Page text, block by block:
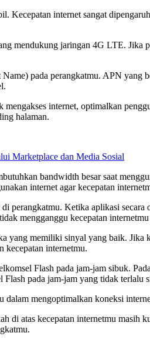
Kecepatan internet sangat
mendukung jaringan 4G LTE.
pada perangkatmu. APN yang
internet, optimalkan
halaman.
Marketplace dan Media Sosial
bandwidth besar saat
internet agar kecepatan
perangkatmu. Ketika aplikasi
mengganggu kecepatan
yang memiliki sinyal yang baik.
kecepatan internetmu.
Flash pada jam-jam sibuk.
pada jam-jam yang tidak terlalu
dalam mengoptimalkan koneksi
di atas kecepatan internetmu masih